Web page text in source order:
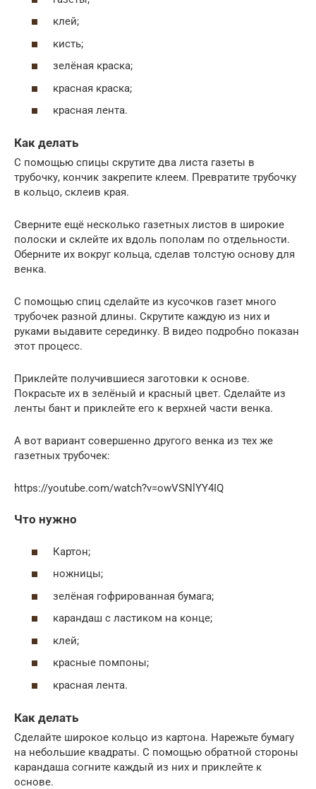
клей;
кисть;
зелёная краска;
красная краска;
красная лента.
Как делать
С помощью спицы скрутите два листа газеты в
трубочку, кончик закрепите клеем. Превратите трубочку
в кольцо, склеив края.
Сверните ещё несколько газетных листов в широкие
полоски и склейте их вдоль пополам по отдельности.
Оберните их вокруг кольца, сделав толстую основу для
венка.
С помощью спиц сделайте из кусочков газет много
трубочек разной длины. Скрутите каждую из них и
руками выдавите серединку. В видео подробно показан
этот процесс.
Приклейте получившиеся заготовки к основе.
Покрасьте их в зелёный и красный цвет. Сделайте из
ленты бант и приклейте его к верхней части венка.
А вот вариант совершенно другого венка из тех же
газетных трубочек:
https://youtube.com/watch?v=owVSNlYY4IQ
Что нужно
Картон;
ножницы;
зелёная гофрированная бумага;
карандаш с ластиком на конце;
клей;
красные помпоны;
красная лента.
Как делать
Сделайте широкое кольцо из картона. Нарежьте бумагу
на небольшие квадраты. С помощью обратной стороны
карандаша согните каждый из них и приклейте к
основе.